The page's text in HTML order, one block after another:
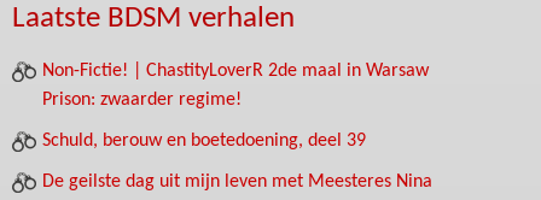
Laatste BDSM verhalen
Non-Fictie! | ChastityLoverR 2de maal in Warsaw
Prison: zwaarder regime!
Schuld, berouw en boetedoening, deel 39
De geilste dag uit mijn leven met Meesteres Nina